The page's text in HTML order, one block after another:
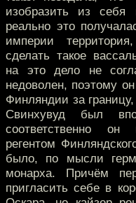
изобразить из себя
реально это
империи
сделать такое
на это дело не
недоволен, поэтому
Финляндии за
Свинхувуд был
соответственно
регентом
было, по мысли
монарха. Причём
пригласить себе в